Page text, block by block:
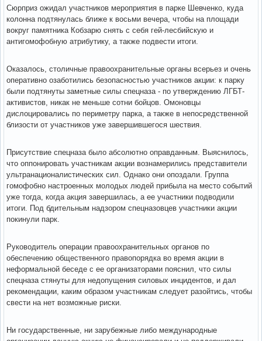
Сюрприз ожидал участников мероприятия в парке Шевченко, куда
колонна подтянулась ближе к восьми вечера, чтобы на площади
вокруг памятника Кобзарю снять с себя гей-лесбийскую и
антигомофобную атрибутику, а также подвести итоги.
Оказалось, столичные правоохранительные органы всерьез и очень
оперативно озаботились безопасностью участников акции: к парку
были подтянуты заметные силы спецназа - по утверждению ЛГБТ-
активистов, никак не меньше сотни бойцов. Омоновцы
дислоцировались по периметру парка, а также в непосредственной
близости от участников уже завершившегося шествия.
Присутствие спецназа было абсолютно оправданным. Выяснилось,
что оппонировать участникам акции вознамерились представители
ультранационалистических сил. Однако они опоздали. Группа
гомофобно настроенных молодых людей прибыла на место событий
уже тогда, когда акция завершилась, а ее участники подводили
итоги. Под бдительным надзором спецназовцев участники акции
покинули парк.
Руководитель операции правоохранительных органов по
обеспечению общественного правопорядка во время акции в
неформальной беседе с ее организаторами пояснил, что силы
спецназа стянуты для недопущения силовых инцидентов, и дал
рекомендации, каким образом участникам следует разойтись, чтобы
свести на нет возможные риски.
Ни государственные, ни зарубежные либо международные